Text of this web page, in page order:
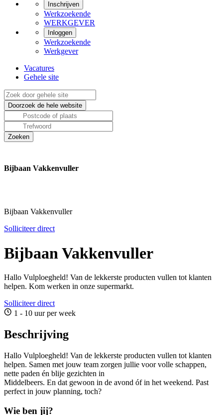
Inschrijven
Werkzoekende
WERKGEVER
Inloggen
Werkzoekende
Werkgever
Vacatures
Gehele site
Bijbaan Vakkenvuller
Bijbaan Vakkenvuller
Solliciteer direct
Bijbaan Vakkenvuller
Hallo Vulploegheld! Van de lekkerste producten vullen tot klanten
helpen. Kom werken in onze supermarkt.
Solliciteer direct
1 - 10 uur per week
Beschrijving
Hallo Vulploegheld! Van de lekkerste producten vullen tot klanten
helpen. Samen met jouw team zorgen jullie voor volle schappen,
nette paden én blije gezichten in
Middelbeers. En dat gewoon in de avond óf in het weekend. Past
perfect in jouw planning, toch?
Wie ben jij?